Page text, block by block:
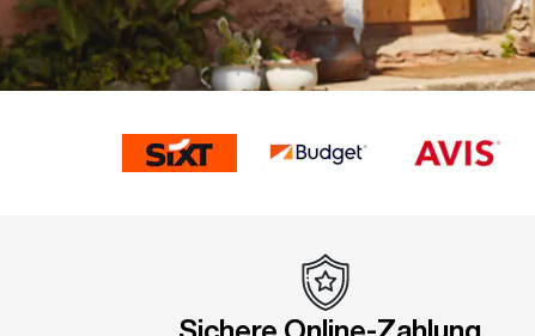
Sichere Online-Zahlung